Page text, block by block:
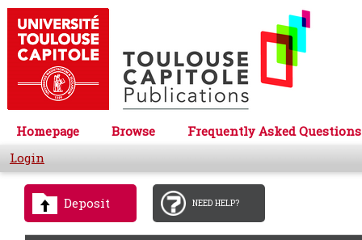
Homepage Browse
Frequently Asked Questions
Login
Deposit NEED HELP?